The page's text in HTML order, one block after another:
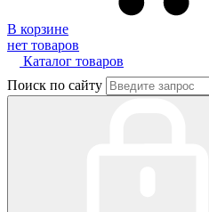
В корзине
нет товаров
Каталог товаров
Поиск по сайту